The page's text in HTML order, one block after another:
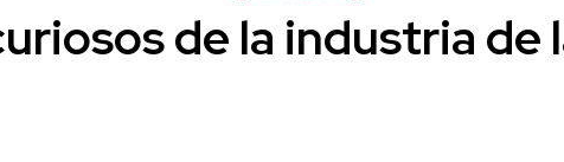
de la industria de